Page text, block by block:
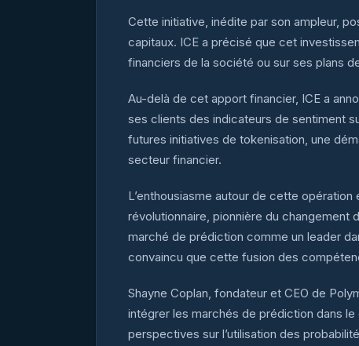
Cette initiative, inédite par son ampleur,
capitaux. ICE a précisé que cet
financiers de la société ou sur ses plans
Au-delà de cet apport financier, ICE a
ses clients des indicateurs de sentiment
futures initiatives de tokenisation, une
secteur financier.
L’enthousiasme autour de cette
révolutionnaire, pionnière du changement
marché de prédiction comme un leader
convaincu que cette fusion des
Shayne Coplan, fondateur et CEO de
intégrer les marchés de prédiction dans le
perspectives sur l’utilisation des